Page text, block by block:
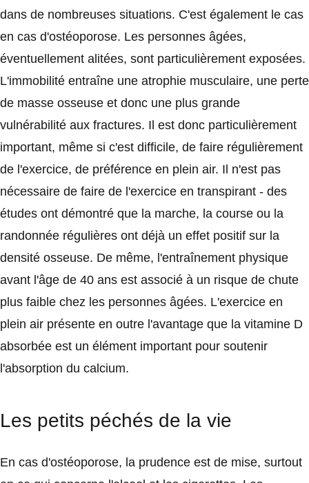
dans de nombreuses situations. C'est également le cas
en cas d'ostéoporose. Les personnes âgées,
éventuellement alitées, sont particulièrement exposées.
L'immobilité entraîne une atrophie musculaire, une perte
de masse osseuse et donc une plus grande
vulnérabilité aux fractures. Il est donc particulièrement
important, même si c'est difficile, de faire régulièrement
de l'exercice, de préférence en plein air. Il n'est pas
nécessaire de faire de l'exercice en transpirant - des
études ont démontré que la marche, la course ou la
randonnée régulières ont déjà un effet positif sur la
densité osseuse. De même, l'entraînement physique
avant l'âge de 40 ans est associé à un risque de chute
plus faible chez les personnes âgées. L'exercice en
plein air présente en outre l'avantage que la vitamine D
absorbée est un élément important pour soutenir
l'absorption du calcium.
Les petits péchés de la vie
En cas d'ostéoporose, la prudence est de mise, surtout